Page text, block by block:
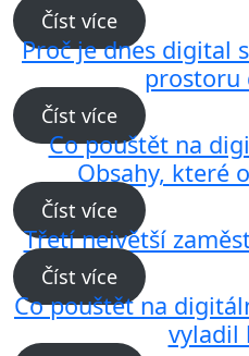
Číst více
Proč je dnes digital
prostoru
Číst více
Co pouštět na
Obsahy, které
Číst více
Třetí největší
Číst více
Co pouštět na
vyladil